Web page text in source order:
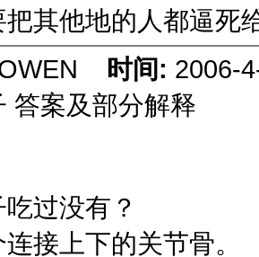
把其他地的人都逼死
时间: 2006-
答案及部分解释
过没有？
接上下的关节骨。